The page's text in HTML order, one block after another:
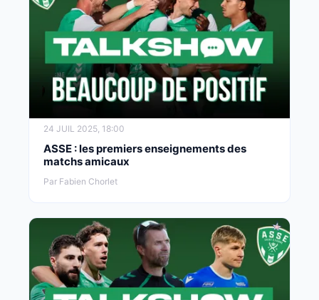
24 JUIL 2025, 18:00
ASSE : les premiers enseignements des
matchs amicaux
Par Fabien Chorlet